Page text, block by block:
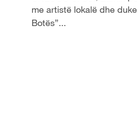
y
me artistë lokalë dhe
Botës”...